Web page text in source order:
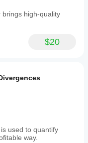
brings high-quality
$20
used to quantify
way.